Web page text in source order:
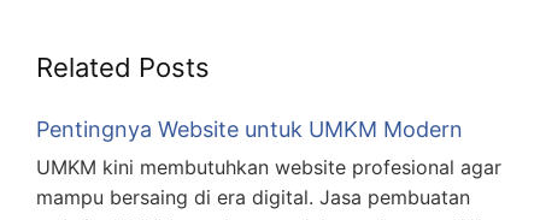
Related Posts
Pentingnya Website untuk UMKM Modern
UMKM kini membutuhkan website profesional agar
mampu bersaing di era digital. Jasa pembuatan